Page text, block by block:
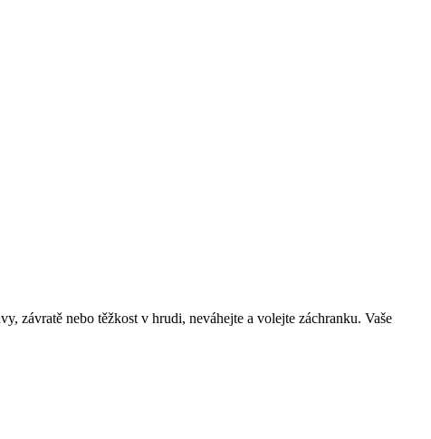
závratě nebo těžkost v hrudi, neváhejte a volejte záchranku. Vaše